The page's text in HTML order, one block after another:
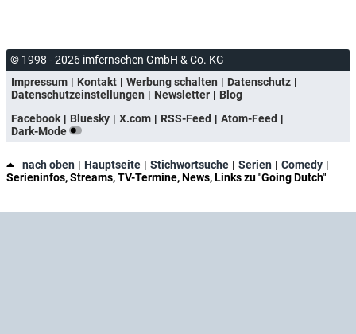
© 1998 - 2026 imfernsehen GmbH & Co. KG
Impressum
Kontakt Werbung schalten
Datenschutz
Datenschutzeinstellungen
Newsletter
Blog
Facebook
Bluesky X.com RSS-Feed
Atom-Feed
Dark-Mode
nach oben Hauptseite Stichwortsuche Serien
Comedy
Serieninfos, Streams, TV-Termine, News, Links zu "Going Dutch"